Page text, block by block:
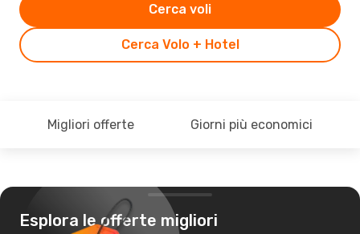
Cerca Volo + Hotel
Cerca voli
Migliori offerte Giorni più economici
Esplora le offerte migliori